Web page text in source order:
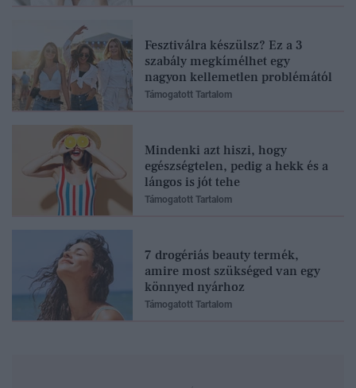
Fesztiválra készülsz? Ez a 3
szabály megkímélhet egy
nagyon kellemetlen problémától
Támogatott Tartalom
Mindenki azt hiszi, hogy
egészségtelen, pedig a hekk és a
lángos is jót tehe
Támogatott Tartalom
7 drogériás beauty termék,
amire most szükséged van egy
könnyed nyárhoz
Támogatott Tartalom